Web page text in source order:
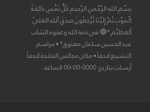
بِسْمِ اللهِ الرَّحْمنِ الرَّحِيمِ كُلُّ نَفْسٍ ذَائِقَةُ
الْمَوْتِ ثُمَّ إِلَيْنَا تُرْجَعُونَ صدَقَ آلله العليٌ
آلعظيْم *🔴 في ذمة الله وعفوه الشاب
عبدالحسين سلمان معتوق* ▪ مراسم
التشييع لاحقاً ▪ مكان مجالس الفاتحة لاحقاً
أرسلت بتاريخ: 0000-00-00 الساعة :